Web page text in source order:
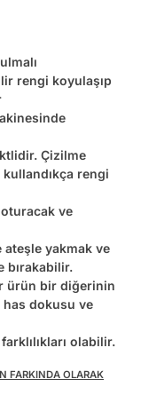
rengi koyulaşıp
Çizilme
kullandıkça rengi
ve
ateşle yakmak ve
bırakabilir.
ürün bir diğerinin
has dokusu ve
olabilir.
FARKINDA OLARAK